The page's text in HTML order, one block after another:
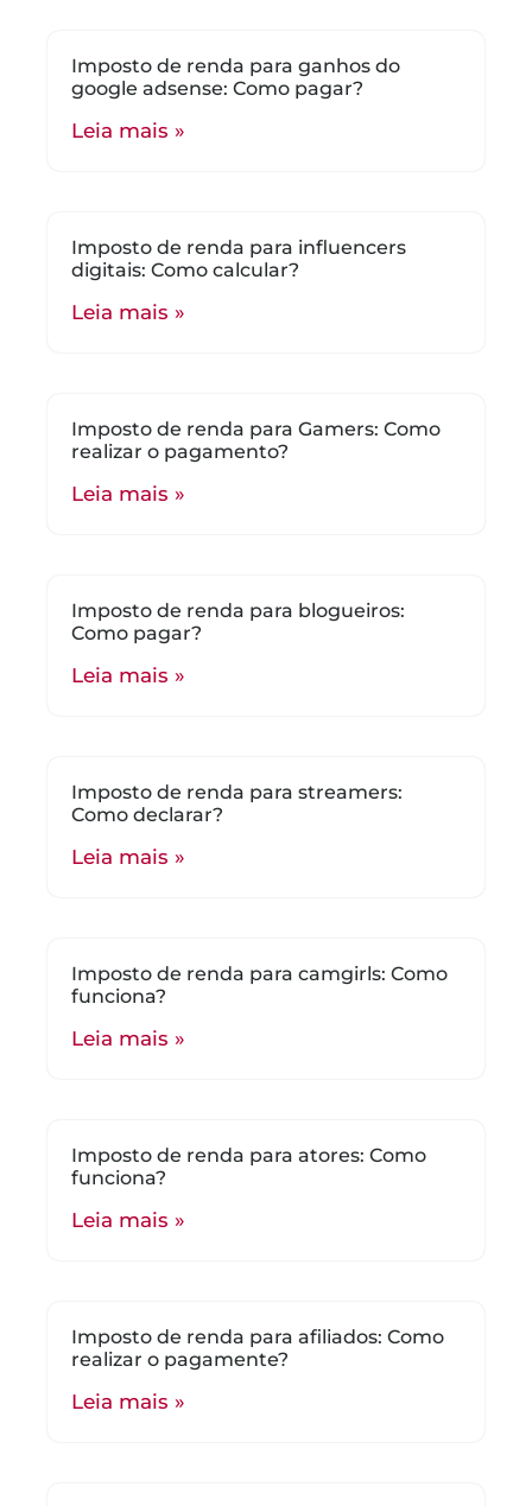
Imposto de renda para ganhos do
google adsense: Como pagar?
Leia mais »
Imposto de renda para influencers
digitais: Como calcular?
Leia mais »
Imposto de renda para Gamers: Como
realizar o pagamento?
Leia mais »
Imposto de renda para blogueiros:
Como pagar?
Leia mais »
Imposto de renda para streamers:
Como declarar?
Leia mais »
Imposto de renda para camgirls: Como
funciona?
Leia mais »
Imposto de renda para atores: Como
funciona?
Leia mais »
Imposto de renda para afiliados: Como
realizar o pagamente?
Leia mais »